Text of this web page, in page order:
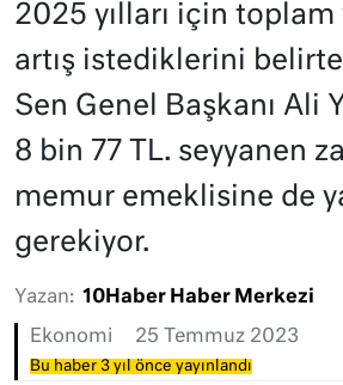
2025 yılları için toplam
artış istediklerini
Sen Genel Başkanı Ali
8 bin 77 TL. seyyanen
memur emeklisine de
gerekiyor.
Yazan: 10Haber Haber Merkezi
Ekonomi 25 Temmuz 2023
Bu haber 3 yıl önce yayınlandı